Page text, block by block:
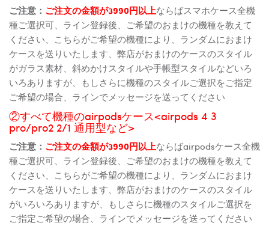
ご注意： ご注文の金額が3990円以上ならばスマホケース全機
種ご選択可、ライン登録後、ご希望のおまけの機種を教えて
ください、こちらがご希望の機種により、ランダムにおまけ
ケースを送りいたします、弊店がおまけのケースのスタイル
がガラス素材、斜めかけスタイルや手帳型スタイルなどいろ
いろありますが、もしさらに機種のスタイルご選択をご指定
ご希望の場合、ラインでメッセージを送ってください
②すべて機種のairpodsケース<airpods 4 3
pro/pro2 2/1 通用型など>
ご注意： ご注文の金額が3990円以上ならばairpodsケース全機
種ご選択可、ライン登録後、ご希望のおまけの機種を教えて
ください、こちらがご希望の機種により、ランダムにおまけ
ケースを送りいたします、弊店がおまけのケースのスタイル
がいろいろありますが、もしさらに機種のスタイルご選択を
ご指定ご希望の場合、ラインでメッセージを送ってください